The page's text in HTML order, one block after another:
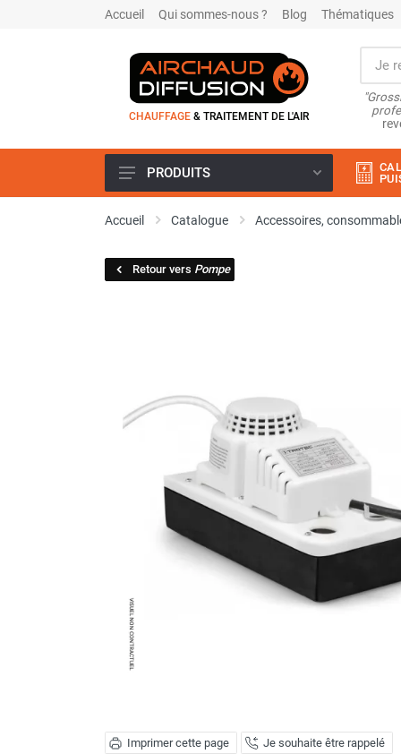
Accueil Qui sommes-nous ? Blog Thématiques
CHAUFFAGE & TRAITEMENT DE L'AIR
Climatiseur
Climatiseur mobile résidentiel et
Rafraichisseur d’air fixe
Brumisateur d'air
Coffret de brumisation
Ventilateur brumisateur
Ventilateur / extracteur d'air mobile
Brasseur d'air
Ventilateur fixe
Ventilateur industriel
Ventilateur de chantier
Ventilateur centrifuge
Ventilateur de sol
Ventilateur sur pied
Ventilateur de bureau
Extracteur d'air mural centrifuge
PRODUITS
Accueil Catalogue Accessoires,
Retour vers Pompe
Imprimer cette page Je souhaite être rappelé